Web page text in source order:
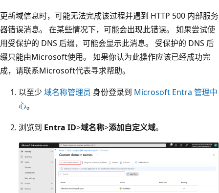
更新域信息时，可能无法完成该过程并遇到 HTTP 500 内部服务
器错误消息。 在某些情况下，可能会出现此错误。 如果尝试使
用受保护的 DNS 后缀，可能会显示此消息。 受保护的 DNS 后
缀只能由Microsoft使用。 如果你认为此操作应该已经成功完
成，请联系Microsoft代表寻求帮助。
以至少 域名称管理员 身份登录到 Microsoft Entra 管理中
心。
浏览到 Entra ID>域名称>添加自定义域。